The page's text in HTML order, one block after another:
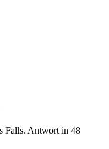
Falls. Antwort in 48